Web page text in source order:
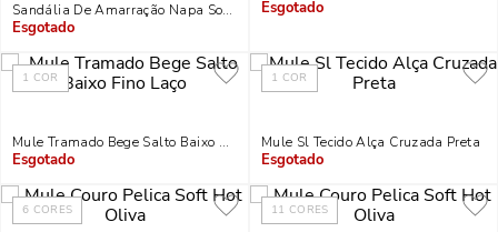
Sandália De Amarração Napa Soft Creme Salto Alto Fino
Indisponível
Indisponível
1 COR
Mule Tramado Bege Salto Baixo Fino Laço
Indisponível
1 COR
Mule Sl Tecido Alça Cruzada Preta
Indisponível
6 CORES 11 CORES